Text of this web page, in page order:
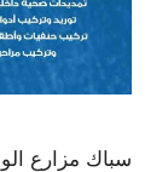
سباك مزارع